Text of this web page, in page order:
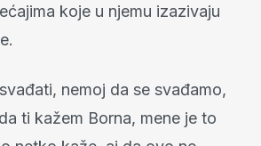
koje u njemu izazivaju
nemoj da se svađamo,
ti kažem Borna, mene je to